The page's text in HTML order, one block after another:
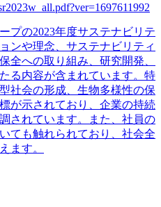
プの2023年度サステナビリテ
ンや理念、サステナビリティ
全への取り組み、研究開発、
る内容が含まれています。特
社会の形成、生物多様性の保
が示されており、企業の持続
されています。また、社員の
ても触れられており、社会全
ます。